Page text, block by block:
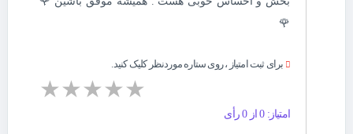
🌹
برای ثبت امتیاز ، روی ستاره موردنظر کلیک کنید.
★★★★★
امتیاز: 0 از 0 رأی